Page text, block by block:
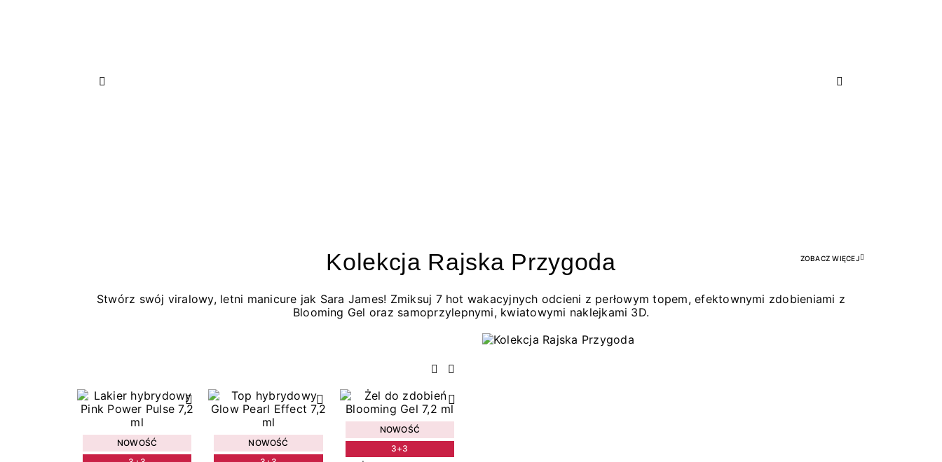
Kolekcja Rajska Przygoda ZOBACZ WIĘCEJ
Stwórz swój viralowy, letni manicure jak Sara James! Zmiksuj 7 hot wakacyjnych odcieni z perłowym topem, efektownymi zdobieniami z
Blooming Gel oraz samoprzylepnymi, kwiatowymi naklejkami 3D.
Poprzedni
Następny
NOWOŚĆ
NOWOŚĆ
NOWOŚĆ
3+3